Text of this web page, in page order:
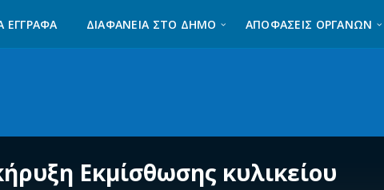
ΈΓΓΡΑΦΑ ΔΙΑΦΆΝΕΙΑ ΣΤΟ ΔΉΜΟ ΑΠΟΦΑΣΕΙΣ ΟΡΓΑΝΩΝ
Εκμίσθωσης κυλικείου